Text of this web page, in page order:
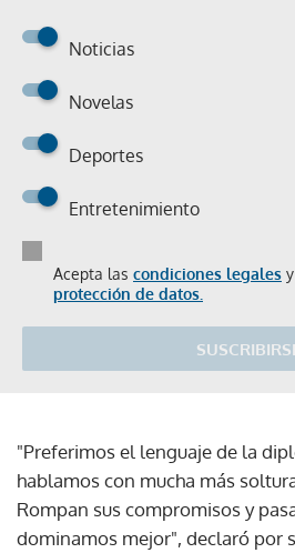
Noticias
Novelas
Deportes
Entretenimiento
Acepta las condiciones legales
protección de datos.
"Preferimos el lenguaje de la
hablamos con mucha más
Rompan sus compromisos y
dominamos mejor", declaró por